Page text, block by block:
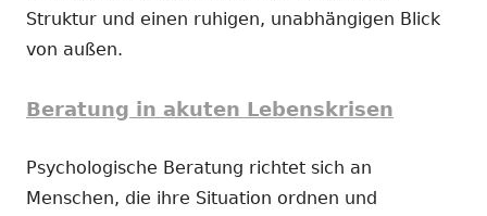
Struktur und einen ruhigen, unabhängigen Blick
von außen.
Beratung in akuten Lebenskrisen
Psychologische Beratung richtet sich an
Menschen, die ihre Situation ordnen und